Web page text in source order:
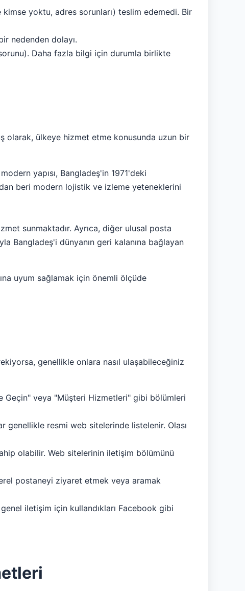
yoktu, adres sorunları) teslim edemedi. Bir
nedenden dolayı.
Daha fazla bilgi için durumla birlikte
olarak, ülkeye hizmet etme konusunda uzun bir
yapısı, Bangladeş'in 1971'deki
beri modern lojistik ve izleme yeteneklerini
sunmaktadır. Ayrıca, diğer ulusal posta
Bangladeş'i dünyanın geri kalanına bağlayan
uyum sağlamak için önemli ölçüde
genellikle onlara nasıl ulaşabileceğiniz
Geçin" veya "Müşteri Hizmetleri" gibi bölümleri
genellikle resmi web sitelerinde listelenir. Olası
olabilir. Web sitelerinin iletişim bölümünü
postaneyi ziyaret etmek veya aramak
iletişim için kullandıkları Facebook gibi